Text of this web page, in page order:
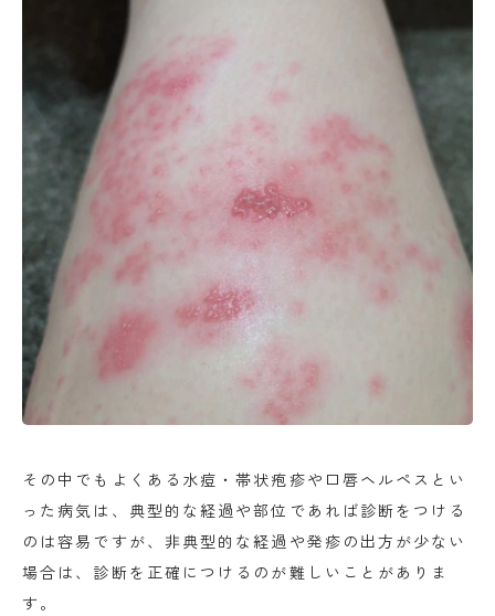
その中でもよくある水痘・帯状疱疹や口唇ヘルペスとい
った病気は、典型的な経過や部位であれば診断をつける
のは容易ですが、非典型的な経過や発疹の出方が少ない
場合は、診断を正確につけるのが難しいことがありま
す。